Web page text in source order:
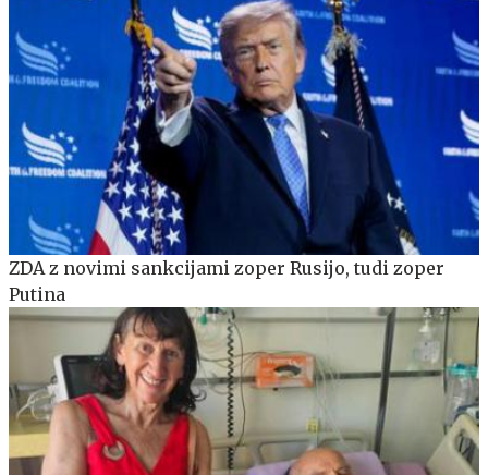
ZDA z novimi sankcijami zoper Rusijo, tudi zoper
Putina